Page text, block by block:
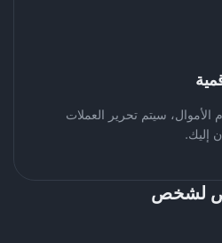
الأموال، سيتم تحرير العملات
إليك.
لشخص